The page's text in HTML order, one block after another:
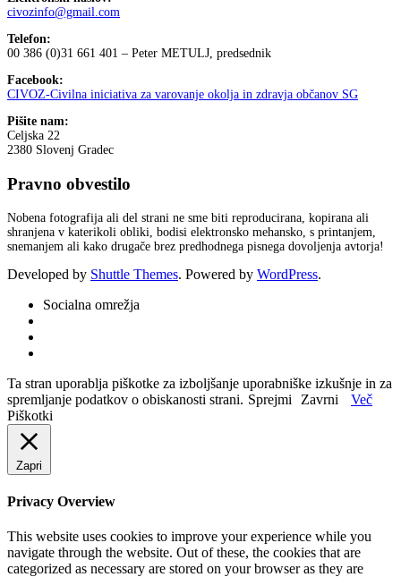
civozinfo@gmail.com
Telefon:
00 386 (0)31 661 401 – Peter METULJ, predsednik
Facebook:
CIVOZ-Civilna iniciativa za varovanje okolja in zdravja občanov SG
Pišite nam:
Celjska 22
2380 Slovenj Gradec
Pravno obvestilo
Nobena fotografija ali del strani ne sme biti reproducirana, kopirana ali
shranjena v katerikoli obliki, bodisi elektronsko mehansko, s printanjem,
snemanjem ali kako drugače brez predhodnega pisnega dovoljenja avtorja!
Developed by Shuttle Themes. Powered by WordPress.
Socialna omrežja
Ta stran uporablja piškotke za izboljšanje uporabniške izkušnje in za
spremljanje podatkov o obiskanosti strani. Sprejmi Zavrni
Več
Piškotki
Zapri
Privacy Overview
This website uses cookies to improve your experience while you
navigate through the website. Out of these, the cookies that are
categorized as necessary are stored on your browser as they are